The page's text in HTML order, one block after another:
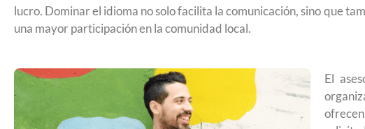
lucro. Dominar el idioma no solo facilita la comunicación, sino que
una mayor participación en la comunidad local.
El